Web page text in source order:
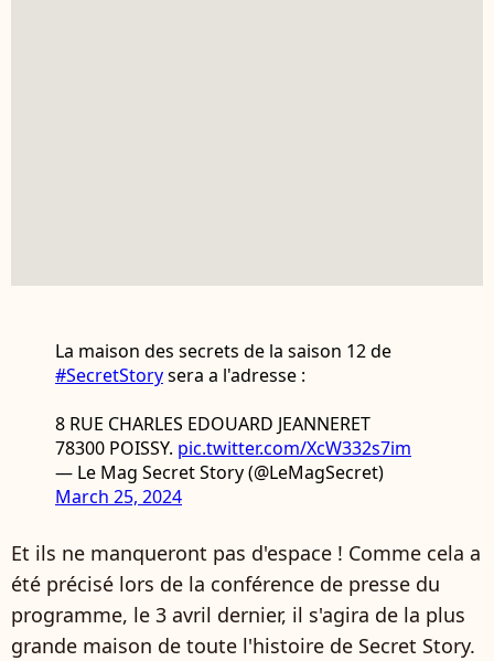
La maison des secrets de la saison 12 de
#SecretStorysera a l'adresse :
8 RUE CHARLES EDOUARD JEANNERET
78300 POISSY. pic.twitter.com/XcW332s7im
— Le Mag Secret Story (@LeMagSecret)
March 25, 2024
Et ils ne manqueront pas d'espace ! Comme cela a
été précisé lors de la conférence de presse du
programme, le 3 avril dernier, il s'agira de la plus
grande maison de toute l'histoire de Secret Story.